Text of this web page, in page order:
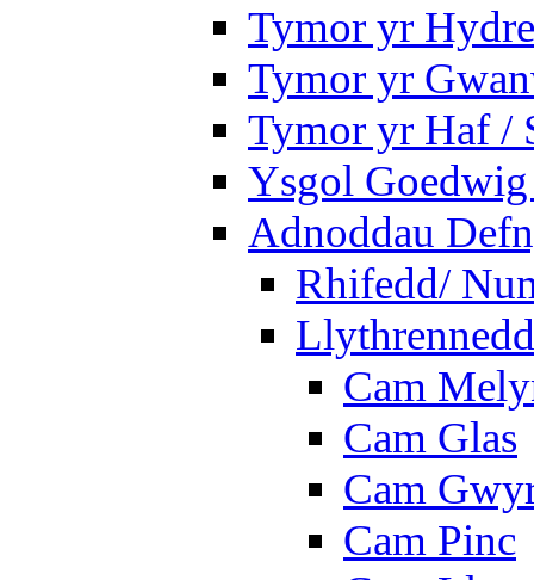
Tymor yr
Tymor yr
Tymor yr Haf /
Ysgol
Adnoddau
Rhifedd/
Cam
Cam Glas
Cam
Cam Pinc